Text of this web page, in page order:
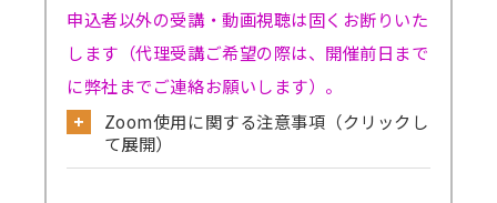
申込者以外の受講・動画視聴は固くお断りいた
します（代理受講ご希望の際は、開催前日まで
に弊社までご連絡お願いします）。
Zoom使用に関する注意事項（クリックし
て展開）